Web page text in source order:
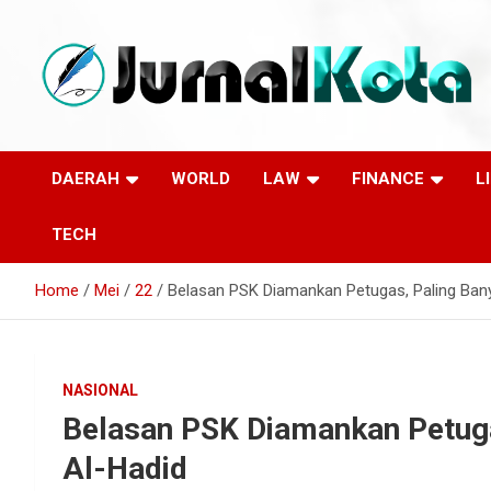
content
JURNALKOTA.NET
DAERAH WORLD LAW FINANCE
TECH
Home Mei 22 Belasan PSK Diamankan Petugas, Paling
NASIONAL
Belasan PSK Diamankan
Al-Hadid